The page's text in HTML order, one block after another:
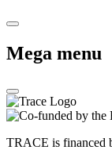
Mega menu
TRACE is financed